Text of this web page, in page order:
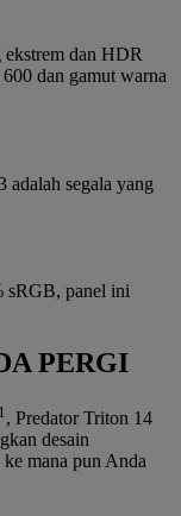
ekstrem dan HDR
dan gamut warna
adalah segala yang
sRGB, panel ini
PERGI
1 , Predator Triton 14
desain
mana pun Anda